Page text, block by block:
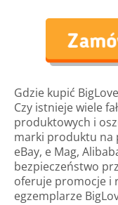
Gdzie kupić
Czy istnieje wiele
produktowych i
marki produktu na
eBay, e Mag,
bezpieczeństwo
oferuje promocje i
egzemplarze